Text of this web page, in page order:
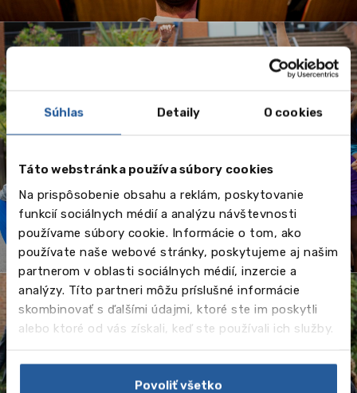
Súhlas Detaily O cookies
Táto webstránka používa súbory cookies
Na prispôsobenie obsahu a reklám, poskytovanie
funkcií sociálnych médií a analýzu návštevnosti
používame súbory cookie. Informácie o tom, ako
používate naše webové stránky, poskytujeme aj našim
partnerom v oblasti sociálnych médií, inzercie a
analýzy. Títo partneri môžu príslušné informácie
skombinovať s ďalšími údajmi, ktoré ste im poskytli
alebo ktoré od vás získali, keď ste používali ich služby.
Povoliť všetko
Leto 2026 - jazykové
kurzy a tábory v
dospelých
zahraničí